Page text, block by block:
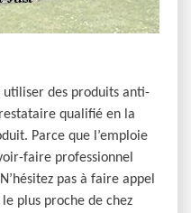
utiliser des produits anti-
qualifié en la
Parce que l’emploie
faire professionnel
pas à faire appel
plus proche de chez